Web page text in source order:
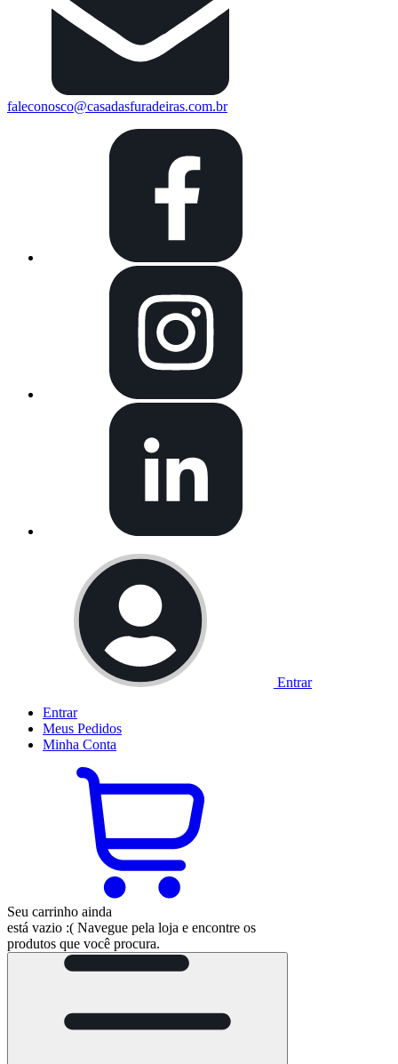
faleconosco@casadasfuradeiras.com.br
Entrar
Entrar
Meus Pedidos
Minha Conta
Seu carrinho ainda
está vazio :( Navegue pela loja e encontre os
produtos que você procura.